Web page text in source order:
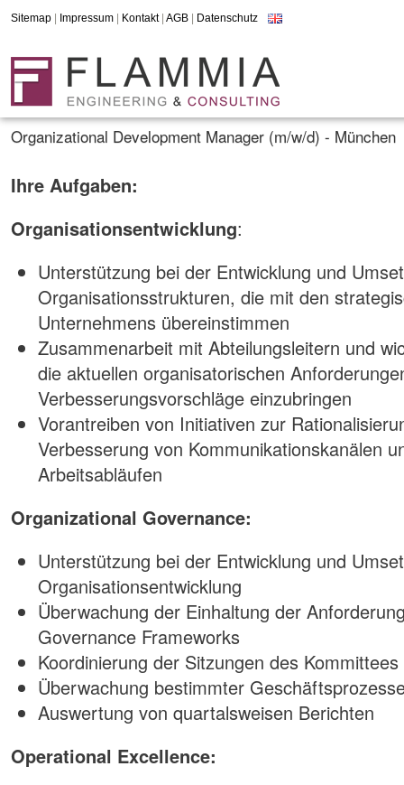
Sitemap Impressum Kontakt| AGB Datenschutz
Organizational Development Manager (m/w/d) - München
Ihre Aufgaben:
Organisationsentwicklung:
Unterstützung bei der Entwicklung und
Organisationsstrukturen, die mit den
Unternehmens übereinstimmen
Zusammenarbeit mit Abteilungsleitern und
die aktuellen organisatorischen
Verbesserungsvorschläge einzubringen
Vorantreiben von Initiativen zur
Verbesserung von Kommunikationskanälen
Arbeitsabläufen
Organizational Governance:
Unterstützung bei der Entwicklung und
Organisationsentwicklung
Überwachung der Einhaltung der
Governance Frameworks
Koordinierung der Sitzungen des Kommittees
Überwachung bestimmter
Auswertung von quartalsweisen Berichten
Operational Excellence: